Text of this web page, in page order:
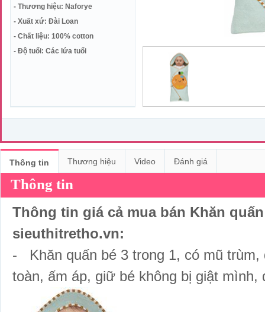
- Thương hiệu: Naforye
- Xuất xứ: Đài Loan
- Chất liệu: 100% cotton
- Độ tuổi: Các lứa tuổi
Thông tin Thương hiệu Video Đánh giá
Thông tin
Thông tin giá cả mua bán Khăn
sieuthitretho.vn:
- Khăn quấn bé 3 trong 1, có mũ trùm,
toàn, ấm áp, giữ bé không bị giật mình,